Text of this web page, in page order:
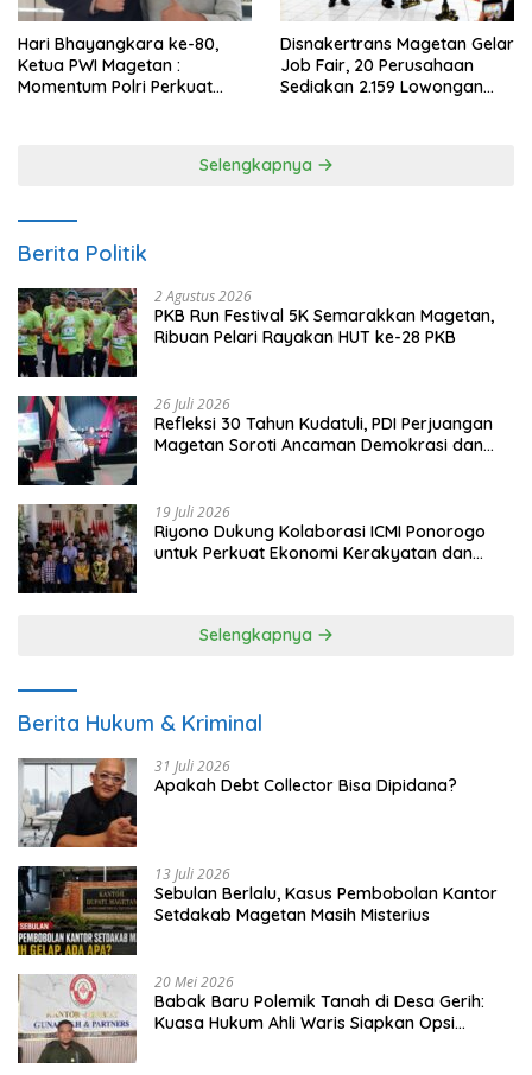
Hari Bhayangkara ke-80,
Ketua PWI Magetan :
Momentum Polri Perkuat
Disnakertrans Magetan Gelar
Job Fair, 20 Perusahaan
Sediakan 2.159 Lowongan
Selengkapnya
Berita Politik
2 Agustus 2026
PKB Run Festival 5K Semarakkan Magetan,
Ribuan Pelari Rayakan HUT ke-28 PKB
26 Juli 2026
Refleksi 30 Tahun Kudatuli, PDI Perjuangan
Magetan Soroti Ancaman Demokrasi dan
19 Juli 2026
Riyono Dukung Kolaborasi ICMI Ponorogo
untuk Perkuat Ekonomi Kerakyatan dan
Selengkapnya
Berita Hukum & Kriminal
31 Juli 2026
Apakah Debt Collector Bisa Dipidana?
13 Juli 2026
Sebulan Berlalu, Kasus Pembobolan Kantor
Setdakab Magetan Masih Misterius
20 Mei 2026
Babak Baru Polemik Tanah di Desa Gerih:
Kuasa Hukum Ahli Waris Siapkan Opsi